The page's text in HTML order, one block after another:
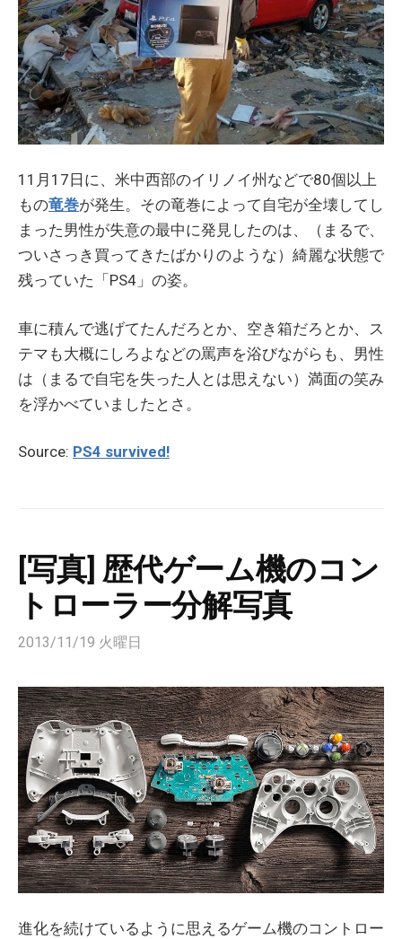
11月17日に、米中西部のイリノイ州などで80個以上
もの竜巻が発生。その竜巻によって自宅が全壊してし
まった男性が失意の最中に発見したのは、（まるで、
ついさっき買ってきたばかりのような）綺麗な状態で
残っていた「PS4」の姿。
車に積んで逃げてたんだろとか、空き箱だろとか、ス
テマも大概にしろよなどの罵声を浴びながらも、男性
は（まるで自宅を失った人とは思えない）満面の笑み
を浮かべていましたとさ。
Source: PS4 survived!
[写真] 歴代ゲーム機のコン
トローラー分解写真
2013/11/19 火曜日
進化を続けているように思えるゲーム機のコントロー